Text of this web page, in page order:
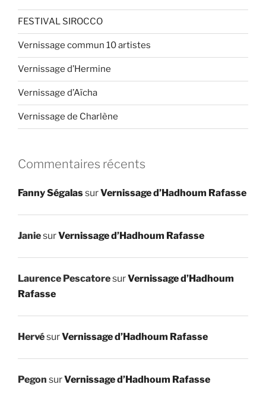
FESTIVAL SIROCCO
Vernissage commun 10 artistes
Vernissage d’Hermine
Vernissage d’Aïcha
Vernissage de Charlène
Commentaires récents
Fanny SégalassurVernissage d’Hadhoum Rafasse
JaniesurVernissage d’Hadhoum Rafasse
Laurence PescatoresurVernissage d’Hadhoum
Rafasse
HervésurVernissage d’Hadhoum Rafasse
Pegon surVernissage d’Hadhoum Rafasse